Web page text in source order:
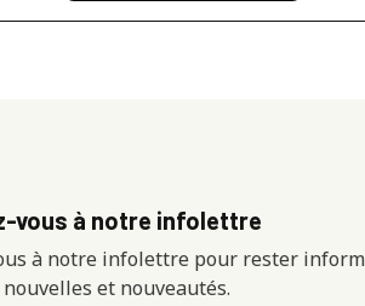
vous à notre infolettre
à notre infolettre pour rester
et nouveautés.